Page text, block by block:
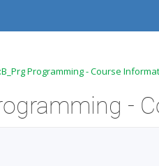
Programming - Course
-